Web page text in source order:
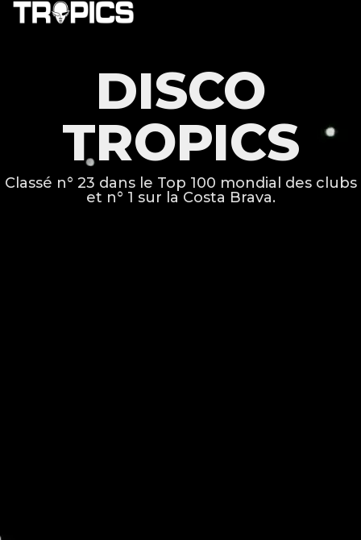
DISCO
TROPICS
Classé n° 23 dans le Top 100 mondial des clubs
et n° 1 sur la Costa Brava.